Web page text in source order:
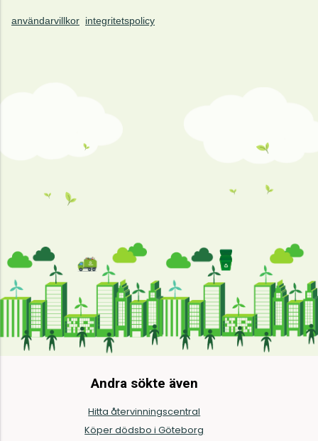
användarvillkor integritetspolicy
Andra sökte även
Hitta återvinningscentral
Köper dödsbo i Göteborg